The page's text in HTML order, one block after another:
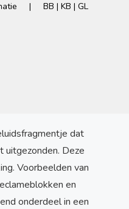
| BB | KB | GL
dat
uitgezonden. Deze
Voorbeelden van
en
onderdeel in een